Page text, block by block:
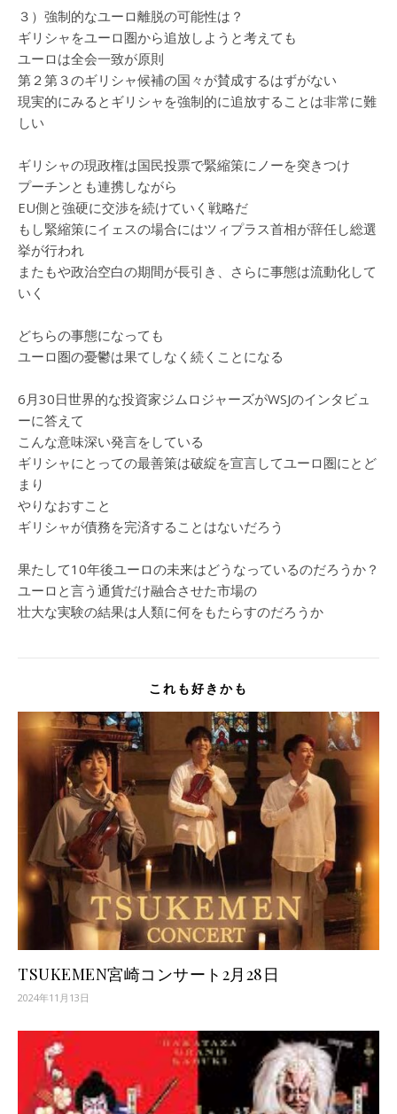
３）強制的なユーロ離脱の可能性は？
ギリシャをユーロ圏から追放しようと考えても
ユーロは全会一致が原則
第２第３のギリシャ候補の国々が賛成するはずがない
現実的にみるとギリシャを強制的に追放することは非常に難
しい
ギリシャの現政権は国民投票で緊縮策にノーを突きつけ
プーチンとも連携しながら
EU側と強硬に交渉を続けていく戦略だ
もし緊縮策にイェスの場合にはツィプラス首相が辞任し総選
挙が行われ
またもや政治空白の期間が長引き、さらに事態は流動化して
いく
どちらの事態になっても
ユーロ圏の憂鬱は果てしなく続くことになる
6月30日世界的な投資家ジムロジャーズがWSJのインタビュ
ーに答えて
こんな意味深い発言をしている
ギリシャにとっての最善策は破綻を宣言してユーロ圏にとど
まり
やりなおすこと
ギリシャが債務を完済することはないだろう
果たして10年後ユーロの未来はどうなっているのだろうか？
ユーロと言う通貨だけ融合させた市場の
壮大な実験の結果は人類に何をもたらすのだろうか
これも好きかも
TSUKEMEN宮崎コンサート2月28日
2024年11月13日